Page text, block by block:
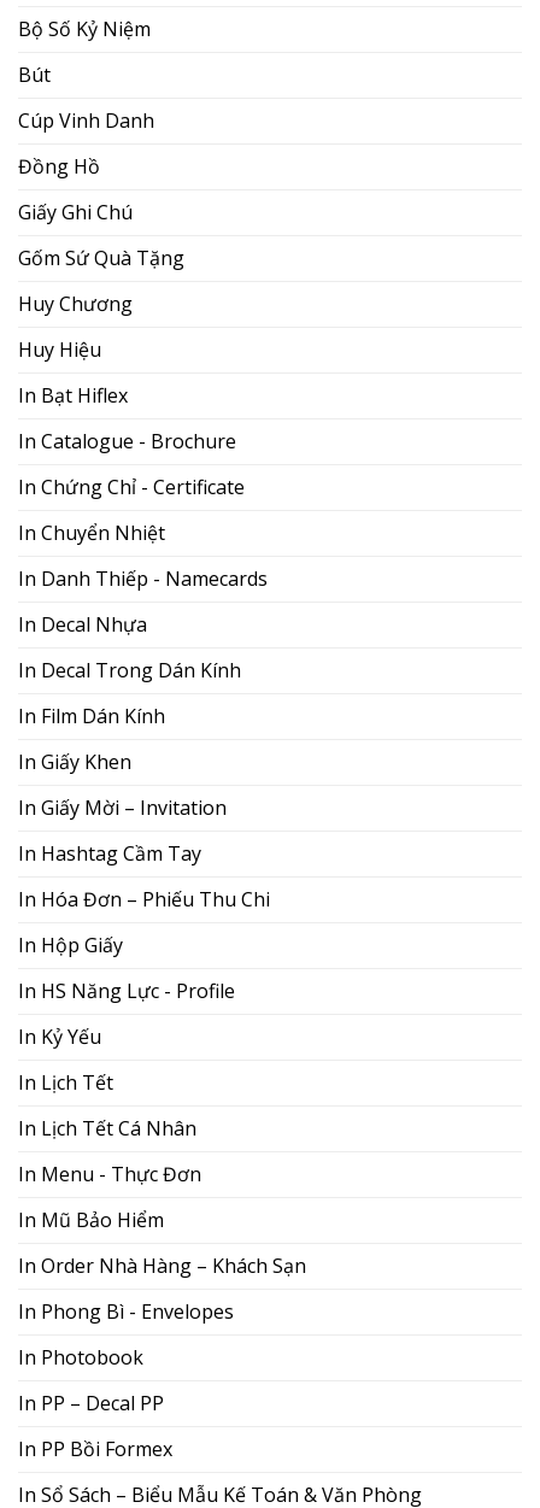
Bộ Số Kỷ Niệm
Bút
Cúp Vinh Danh
Đồng Hồ
Giấy Ghi Chú
Gốm Sứ Quà Tặng
Huy Chương
Huy Hiệu
In Bạt Hiflex
In Catalogue - Brochure
In Chứng Chỉ - Certificate
In Chuyển Nhiệt
In Danh Thiếp - Namecards
In Decal Nhựa
In Decal Trong Dán Kính
In Film Dán Kính
In Giấy Khen
In Giấy Mời – Invitation
In Hashtag Cầm Tay
In Hóa Đơn – Phiếu Thu Chi
In Hộp Giấy
In HS Năng Lực - Profile
In Kỷ Yếu
In Lịch Tết
In Lịch Tết Cá Nhân
In Menu - Thực Đơn
In Mũ Bảo Hiểm
In Order Nhà Hàng – Khách Sạn
In Phong Bì - Envelopes
In Photobook
In PP – Decal PP
In PP Bồi Formex
In Sổ Sách – Biểu Mẫu Kế Toán & Văn Phòng